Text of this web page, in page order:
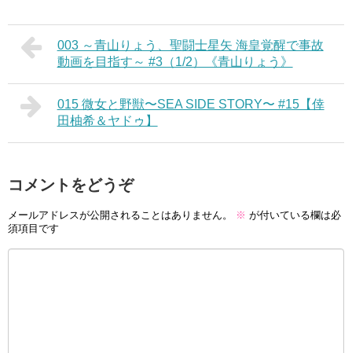
003 ～青山りょう、聖闘士星矢 海皇覚醒で事故
動画を目指す～ #3（1/2）《青山りょう》
015 微女と野獣〜SEA SIDE STORY〜 #15【倖
田柚希＆ヤドゥ】
コメントをどうぞ
メールアドレスが公開されることはありません。 ※ が付いている欄は必
須項目です